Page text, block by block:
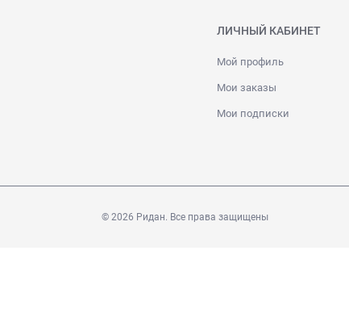
ЛИЧНЫЙ КАБИНЕТ
Мой профиль
Мои заказы
Мои подписки
© 2026 Ридан. Все права защищены